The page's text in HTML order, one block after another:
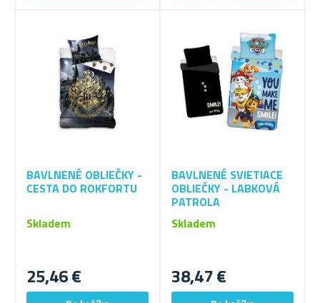
BAVLNENÉ OBLIEČKY -
CESTA DO ROKFORTU
25,46 €
Skladem
BAVLNENÉ SVIETIACE
OBLIEČKY - LABKOVÁ
PATROLA
38,47 €
Skladem